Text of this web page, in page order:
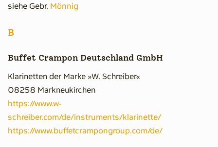
Veranstaltungen
Kleinanzeigen
Forum
Suchen
siehe Gebr. Mönnig
B
Buffet Crampon Deutschland GmbH
Klarinetten der Marke »W. Schreiber«
08258 Markneukirchen
https://www.w-
schreiber.com/de/instruments/klarinette/
https://www.buffetcrampongroup.com/de/